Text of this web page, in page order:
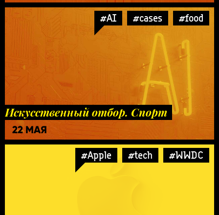
#AI #cases #food
Искусственный отбор. Спорт
22 МАЯ
#Apple #tech #WWDC